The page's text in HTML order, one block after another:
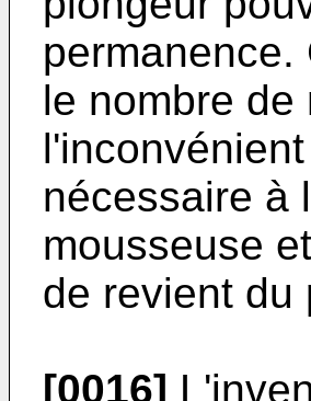
le nombre
nécessaire à
mousseuse
de revient du
[0016]